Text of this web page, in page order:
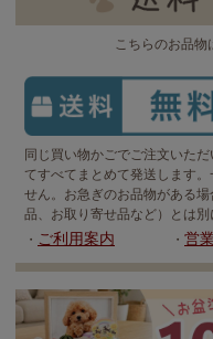
こちらのお品物
同じ買い物かごでご注文いた
てすべてまとめて発送します
せん。お急ぎのお品物がある
品、お取り寄せ品など）とは別
・ ご利用案内 ・ 営